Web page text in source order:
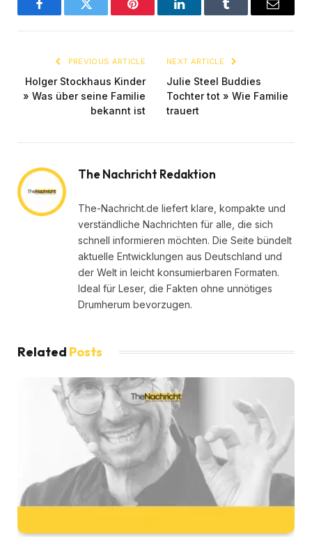
FacebookTwitter Pinterest LinkedInTumblr Email
PREVIOUS ARTICLE
Holger Stockhaus Kinder
» Was über seine Familie
bekannt ist
NEXT ARTICLE
Julie Steel Buddies
Tochter tot » Wie Familie
trauert
The Nachricht Redaktion
The-Nachricht.de liefert klare, kompakte und
verständliche Nachrichten für alle, die sich
schnell informieren möchten. Die Seite bündelt
aktuelle Entwicklungen aus Deutschland und
der Welt in leicht konsumierbaren Formaten.
Ideal für Leser, die Fakten ohne unnötiges
Drumherum bevorzugen.
Related Posts